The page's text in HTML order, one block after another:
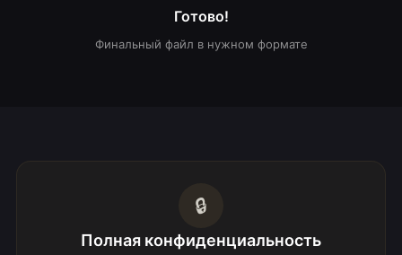
Готово!
Финальный файл в нужном формате
🔒
Полная конфиденциальность